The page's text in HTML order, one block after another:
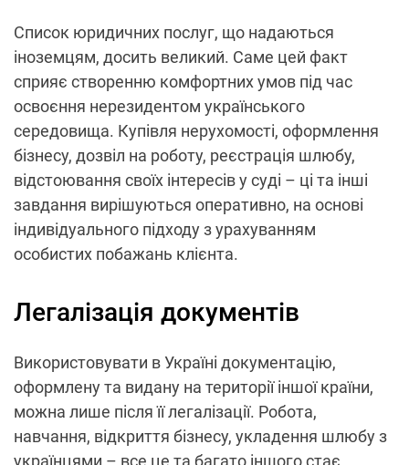
Список юридичних послуг, що надаються
іноземцям, досить великий. Саме цей факт
сприяє створенню комфортних умов під час
освоєння нерезидентом українського
середовища. Купівля нерухомості, оформлення
бізнесу, дозвіл на роботу, реєстрація шлюбу,
відстоювання своїх інтересів у суді – ці та інші
завдання вирішуються оперативно, на основі
індивідуального підходу з урахуванням
особистих побажань клієнта.
Легалізація документів
Використовувати в Україні документацію,
оформлену та видану на території іншої країни,
можна лише після її легалізації. Робота,
навчання, відкриття бізнесу, укладення шлюбу з
українцями – все це та багато іншого стає